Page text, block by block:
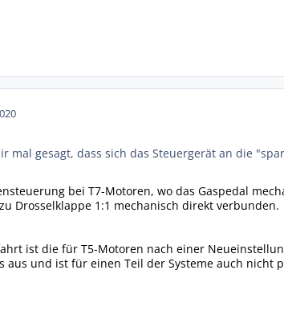
mal gesagt, dass sich das Steuergerät an die
bei T7-Motoren, wo das Gaspedal
Drosselklappe 1:1 mechanisch direkt verbunden.
ist die für T5-Motoren nach einer
aus und ist für einen Teil der Systeme auch nicht